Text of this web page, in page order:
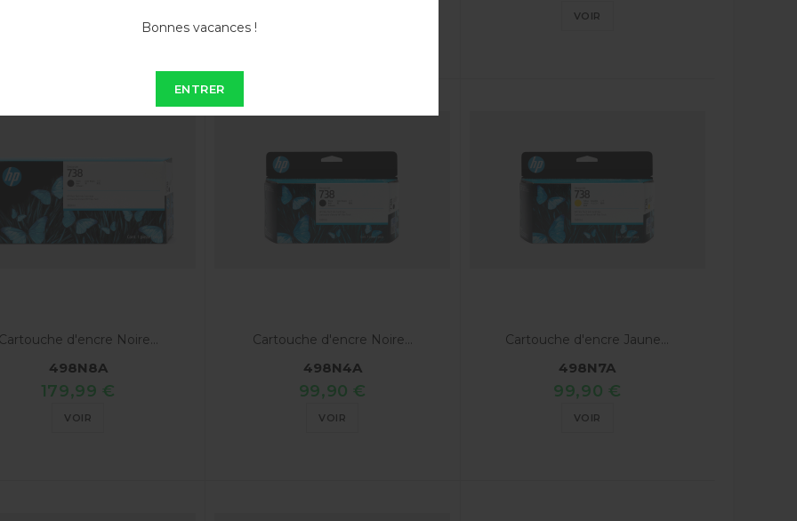
Bonnes vacances !
ENTRER
VOIR
d'encre Noire...
498N8A
179,99 €
VOIR
Cartouche d'encre Noire...
498N4A
99,90 €
VOIR
Cartouche d'encre Jaune...
498N7A
99,90 €
VOIR